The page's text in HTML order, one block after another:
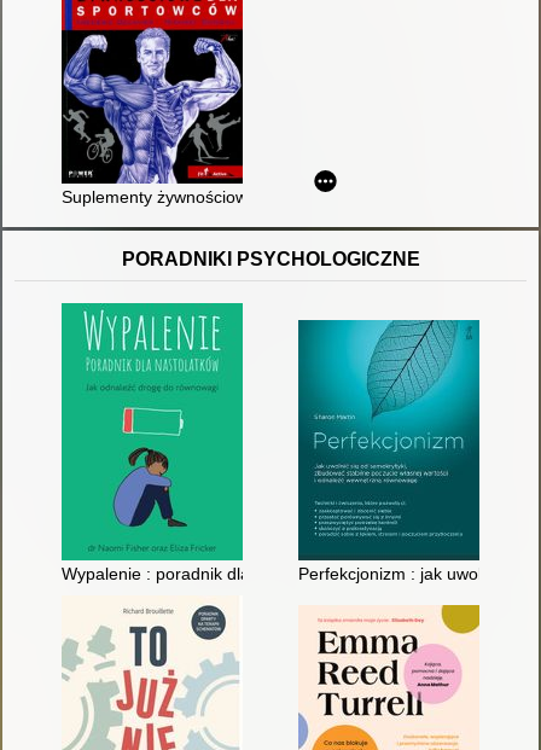
Suplementy żywnościowe dla sportowców
PORADNIKI PSYCHOLOGICZNE
Wypalenie : poradnik dla nastolatków : jak odnaleźć drogę do
Perfekcjonizm : jak uwolnić się